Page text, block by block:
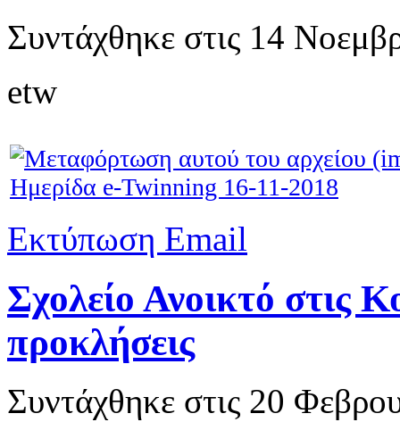
Συντάχθηκε στις 14
etw
Ημερίδα e-Twinning 16-11-2018
Εκτύπωση Email
Σχολείο Ανοικτό στις
προκλήσεις
Συντάχθηκε στις 20